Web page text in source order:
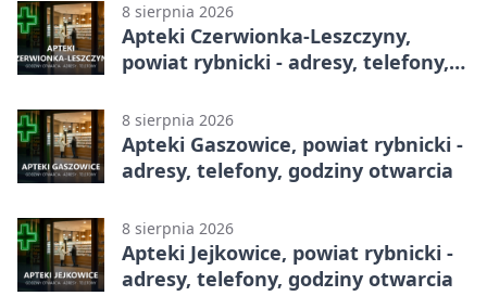
8 sierpnia 2026
Apteki Czerwionka-Leszczyny,
powiat rybnicki - adresy, telefony,
8 sierpnia 2026
Apteki Gaszowice, powiat rybnicki -
adresy, telefony, godziny otwarcia
8 sierpnia 2026
Apteki Jejkowice, powiat rybnicki -
adresy, telefony, godziny otwarcia